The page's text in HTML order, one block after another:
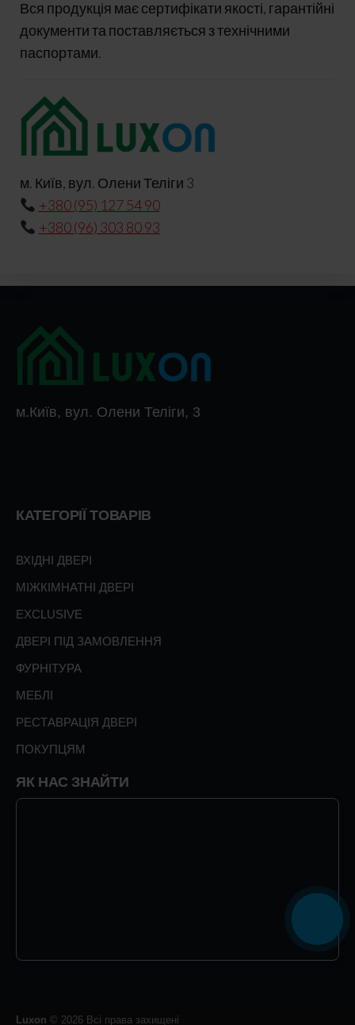
Вся продукція має сертифікати якості, гарантійні
документи та поставляється з технічними
паспортами.
м. Київ, вул. Олени Теліги 3
+380 (95) 127 54 90
+380 (96) 303 80 93
м.Київ, вул. Олени Теліги, 3
КАТЕГОРІЇ ТОВАРІВ
ВХІДНІ ДВЕРІ
МІЖКІМНАТНІ ДВЕРІ
EXCLUSIVE
ДВЕРІ ПІД ЗАМОВЛЕННЯ
ФУРНІТУРА
МЕБЛІ
РЕСТАВРАЦІЯ ДВЕРІ
ПОКУПЦЯМ
ЯК НАС ЗНАЙТИ
Luxon © 2026 Всі права захищені